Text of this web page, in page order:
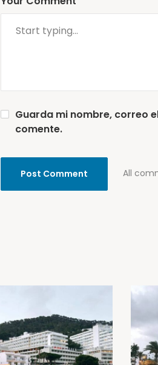
All
Guarda mi nombre, correo
comente.